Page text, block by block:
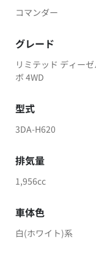
コマンダー
グレード
リミテッド ディー
ボ 4WD
型式
3DA-H620
排気量
1,956cc
車体色
白(ホワイト)系